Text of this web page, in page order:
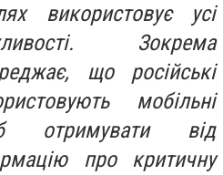
використовує усі
Зокрема
що російські
мобільні
отримувати від
про критичну